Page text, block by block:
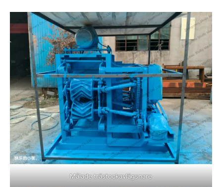
Målade trästockavlägsnare